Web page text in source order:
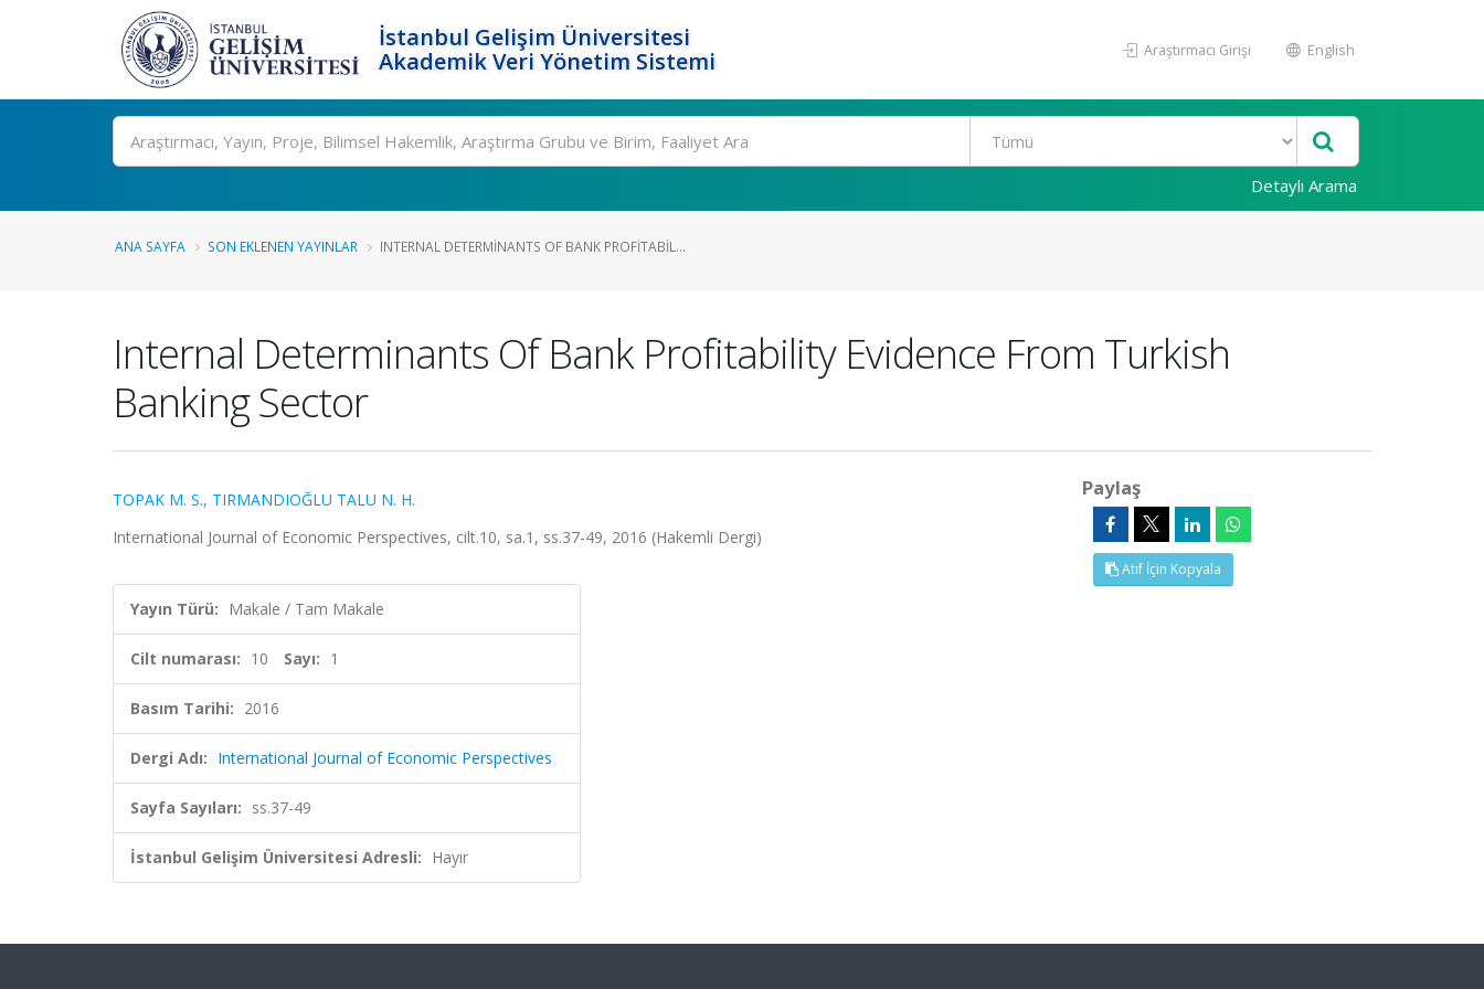
İstanbul Gelişim Üniversitesi
Akademik Veri Yönetim Sistemi
Araştırmacı Girişi English
Ara
Detaylı Arama
ANA SAYFA SON EKLENEN YAYINLAR INTERNAL DETERMINANTS OF BANK PROFITABIL...
Internal Determinants Of Bank Profitability Evidence From Turkish
Banking Sector
TOPAK M. S., TIRMANDIOĞLU TALU N. H.
International Journal of Economic Perspectives, cilt.10, sa.1, ss.37-49, 2016 (Hakemli Dergi)
Yayın Türü: Makale / Tam Makale
Cilt numarası: 10 Sayı: 1
Basım Tarihi: 2016
Dergi Adı: International Journal of Economic Perspectives
Sayfa Sayıları: ss.37-49
İstanbul Gelişim Üniversitesi Adresli: Hayır
Paylaş
Atıf İçin Kopyala